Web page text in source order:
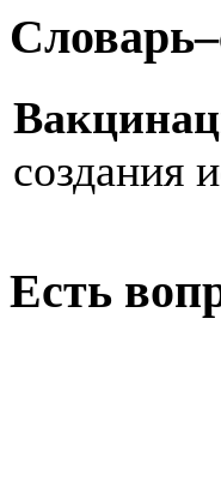
создания
Есть